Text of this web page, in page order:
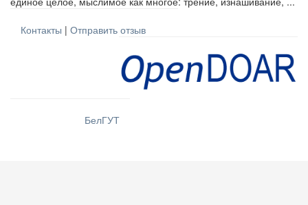
Контакты | Отправить отзыв
БелГУТ